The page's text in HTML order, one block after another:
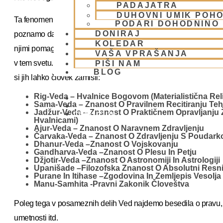
PADAJATRA
DUHOVNI UMIK
PODARI DOHODNINO
DONIRAJ
KOLEDAR
VAŠA VPRAŠANJA
PIŠI NAM
BLOG
01 431 21 24
Ta fenomen pa ni nič novega. Že na tisoče let nazaj so ljudje
poznamo danes, mogoče res ne tako natančno in
njimi pomagali v vsakdanjem življenju ter v filozofskem
v tem svetu. Starodavne Vede, zapisi izpred 5000 let, na
si jih lahko človek zamisli:
Rig-Veda – Hvalnice Bogovom (materialistična
Sama-Veda – Znanost O Pravilnem Recitiranju
Jadžur-Veda – Znanost O Praktičnem
Hvalnicami)
Ajur-Veda – Znanost O Naravnem Zdravljenju
Čarvaka-Veda – Znanost O Zdravljenju S
Dhanur-Veda –znanost O Vojskovanju
Gandharva-Veda –znanost O Plesu In Petju
Džjotir-Veda –znanost O Astronomiji In Astrologiji
Upanišade –filozofska Znanost O Absolutni
Purane In Itihase –zgodovina In Zemljepis Vesolja
Manu-Samhita -pravni Zakonik Človeštva
Poleg tega v posameznih delih Ved najdemo besedila o
umetnosti itd.